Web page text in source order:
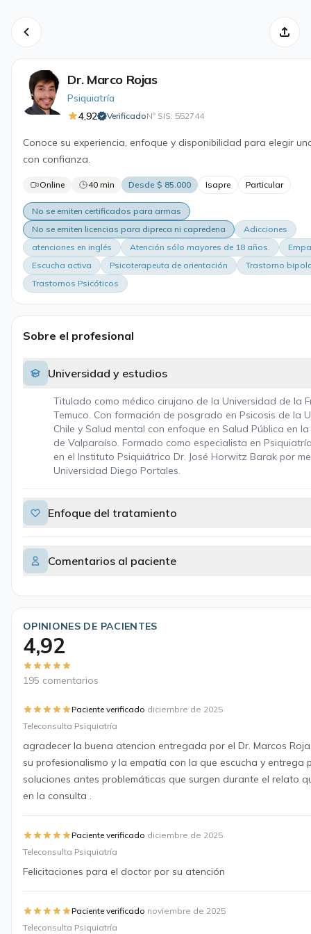
Dr. Marco Rojas
Psiquiatría
4,92
VerificadoNº SIS: 552744·
Conoce su experiencia, enfoque y disponibilidad para elegir
con confianza.
Online 40 min Desde $ 85.000 Isapre Particular
No se emiten certificados para armas
No se emiten licencias para dipreca ni capredena
Adicciones
atenciones en inglés
Atención sólo mayores de 18 años.
Escucha activa
Psicoterapeuta de orientación
Trastorno
Trastornos Psicóticos
Sobre el profesional
Universidad y estudios
Titulado como médico cirujano de la Universidad de la
Temuco. Con formación de posgrado en Psicosis de la
Chile y Salud mental con enfoque en Salud Pública en
de Valparaíso. Formado como especialista en
en el Instituto Psiquiátrico Dr. José Horwitz Barak por
Universidad Diego Portales.
Enfoque del tratamiento
Comentarios al paciente
OPINIONES DE PACIENTES
4,92
195 comentarios
Paciente verificado·diciembre de 2025
Teleconsulta Psiquiatría
agradecer la buena atencion entregada por el Dr. Marcos
su profesionalismo y la empatía con la que escucha y entrega
soluciones antes problemáticas que surgen durante el relato
en la consulta .
Paciente verificado·diciembre de 2025
Teleconsulta Psiquiatría
Felicitaciones para el doctor por su atención
Paciente verificado·noviembre de 2025
Teleconsulta Psiquiatría